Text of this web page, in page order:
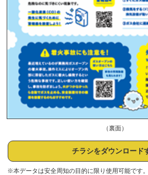
（裏面）
チラシをダウンロード
※本データは安全周知の目的に限り使用可能です